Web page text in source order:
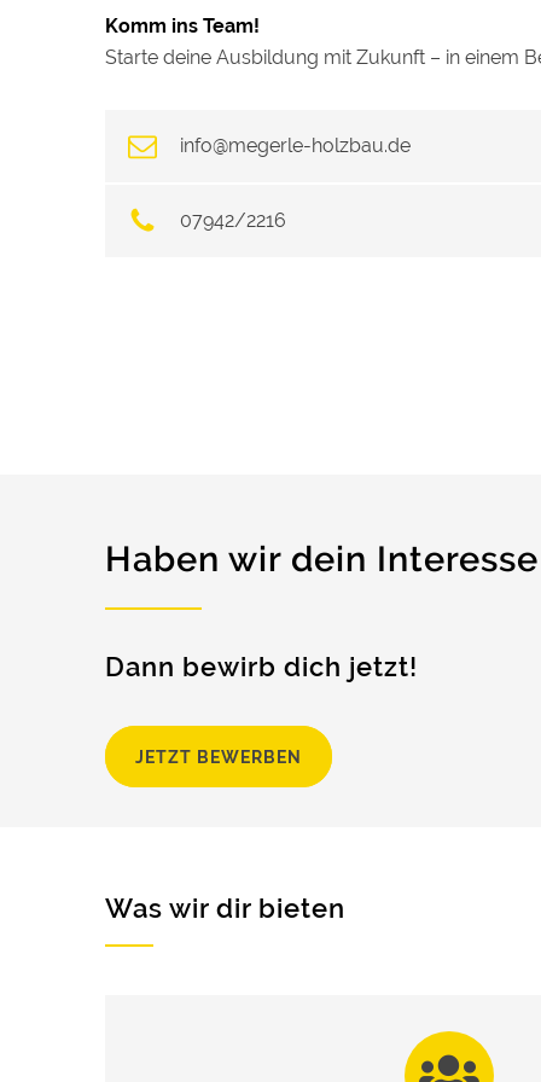
Komm ins Team!
Starte deine Ausbildung mit Zukunft – in einem
info@megerle-holzbau.de
07942/2216
Haben wir dein
Dann bewirb dich jetzt!
JETZT BEWERBEN
Was wir dir bieten